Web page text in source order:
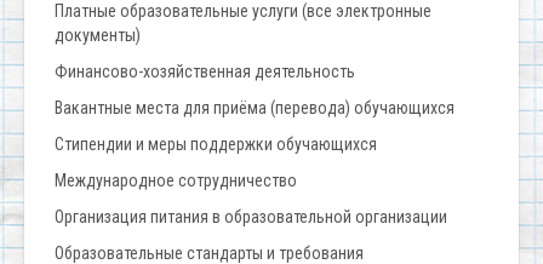
Платные образовательные услуги (все электронные
документы)
Финансово-хозяйственная деятельность
Вакантные места для приёма (перевода) обучающихся
Стипендии и меры поддержки обучающихся
Международное сотрудничество
Организация питания в образовательной организации
Образовательные стандарты и требования